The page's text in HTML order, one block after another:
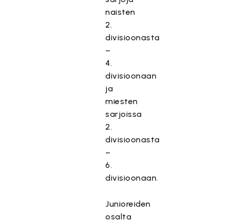
naisten
2.
divisioonasta
–
4.
divisioonaan
ja
miesten
sarjoissa
2.
divisioonasta
–
6.
divisioonaan.
Junioreiden
osalta